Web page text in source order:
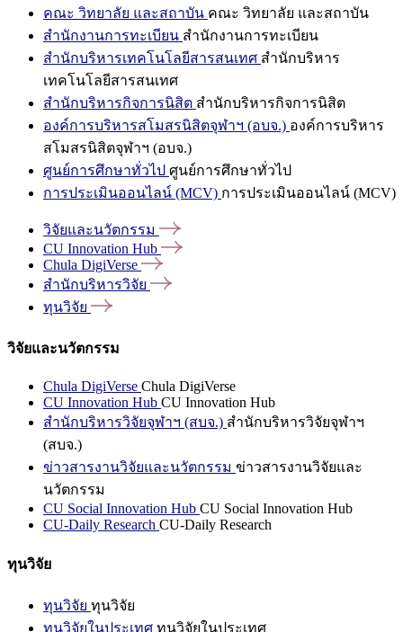
คณะ วิทยาลัย และสถาบัน คณะ วิทยาลัย และสถาบัน
สำนักงานการทะเบียน สำนักงานการทะเบียน
สำนักบริหารเทคโนโลยีสารสนเทศ สำนักบริหาร
เทคโนโลยีสารสนเทศ
สำนักบริหารกิจการนิสิต สำนักบริหารกิจการนิสิต
องค์การบริหารสโมสรนิสิตจุฬาฯ (อบจ.) องค์การบริหาร
สโมสรนิสิตจุฬาฯ (อบจ.)
ศูนย์การศึกษาทั่วไป ศูนย์การศึกษาทั่วไป
การประเมินออนไลน์ (MCV) การประเมินออนไลน์ (MCV)
วิจัยและนวัตกรรม
CU Innovation Hub
Chula DigiVerse
สำนักบริหารวิจัย
ทุนวิจัย
วิจัยและนวัตกรรม
Chula DigiVerse Chula DigiVerse
CU Innovation Hub CU Innovation Hub
สำนักบริหารวิจัยจุฬาฯ (สบจ.) สำนักบริหารวิจัยจุฬาฯ
(สบจ.)
ข่าวสารงานวิจัยและนวัตกรรม ข่าวสารงานวิจัยและ
นวัตกรรม
CU Social Innovation Hub CU Social Innovation Hub
CU-Daily Research CU-Daily Research
ทุนวิจัย
ทุนวิจัย ทุนวิจัย
ทุนวิจัยในประเทศ ทุนวิจัยในประเทศ